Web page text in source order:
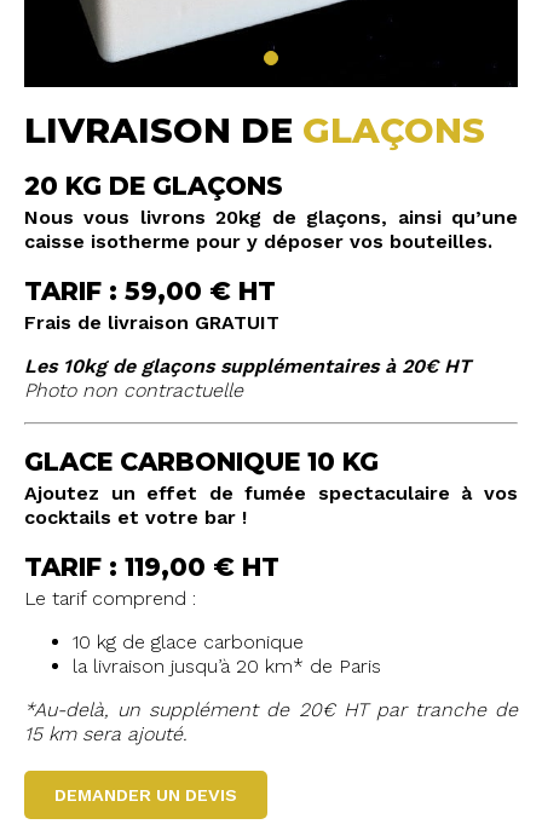
LIVRAISON DE GLAÇONS
20 KG DE GLAÇONS
Nous vous livrons 20kg de glaçons, ainsi qu’une
caisse isotherme pour y déposer vos bouteilles.
TARIF : 59,00 € HT
Frais de livraison GRATUIT
Les 10kg de glaçons supplémentaires à 20€ HT
Photo non contractuelle
GLACE CARBONIQUE 10 KG
Ajoutez un effet de fumée spectaculaire à vos
cocktails et votre bar !
TARIF : 119,00 € HT
Le tarif comprend :
10 kg de glace carbonique
la livraison jusqu’à 20 km* de Paris
*Au-delà, un supplément de 20€ HT par tranche de
15 km sera ajouté.
DEMANDER UN DEVIS